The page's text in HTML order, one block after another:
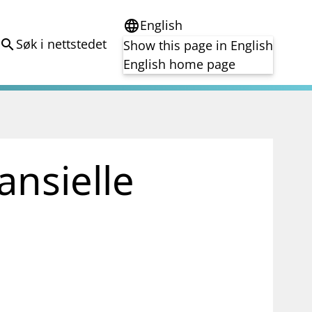
search Søk i nettstedet
languageEnglish
Show this page in English
English home page
Folkefinansiering
Kryptoeiendelsloven (MiCA)